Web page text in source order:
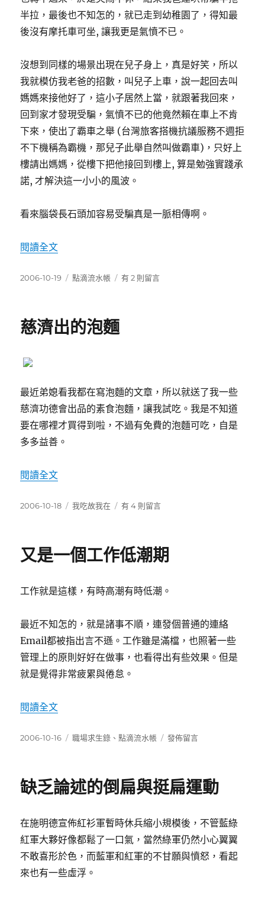
半拉，最後也不知怎的，就已走到幼稚園了，得知最
後沒有摩托車可坐, 讓我更是氣憤不已。
沒想到同樣的場景出現在兒子身上，真是好笑，所以
我就模仿我老爸的招數，叫兒子上車，說一起回去叫
媽媽來接他好了，這小子居然上當，就跟著我回來，
回到家才發現受騙，氣憤不已的他竟然賴在車上不肯
下來，使出了霸車之舉 (台灣旅客搭機抗議服務不週拒
不下機稱為霸機，那兒子此舉自然叫做霸車)，只好上
樓請出媽媽，從樓下把他接回到樓上, 算是勉強實踐承
諾, 才解決這一小小的風波。
看來腦袋長石頭加容易受騙真是一脈相傳啊。
閱讀全文〈難得育兒手記-接謙謙放學〉
發
2006-10-19
分
點滴流水帳
在
謙
放
學〉
中
有 2 則留言
慈濟出的泡麵
最近弟媳看我都在寫泡麵的文章，所以就送了我一些
慈濟功德會出品的素食泡麵，讓我試吃。我是不知道
要在哪裡才買得到啦，不過有免費的泡麵可吃，自是
多多益善。
閱讀全文〈慈濟出的泡麵〉
發
2006-10-18
分
我吃故我在
在
的
中
有 4 則留言
又是一個工作低潮期
工作就是這樣，有時高潮有時低潮。
最近不知怎的，就是諸事不順，連發個普通的連絡
Email都被指出言不遜。工作雖是滿檔，也照著一些
管理上的原則好好在做事，也看得出有些效果。但是
就是覺得非常疲累與倦怠。
閱讀全文〈又是一個工作低潮期〉
發
2006-10-16
分
職場求生錄 、點滴流水帳
在
個
低
潮
期〉
發佈留言
缺乏論述的倒扁與挺扁運動
在施明德宣佈紅衫軍暫時休兵縮小規模後，不管藍綠
紅軍大夥好像都鬆了一口氣，當然綠軍仍然小心翼翼
不敢喜形於色，而藍軍和紅軍的不甘願與憤怒，看起
來也有一些虛浮。